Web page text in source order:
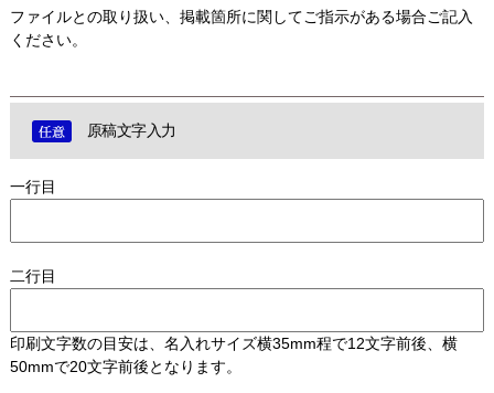
ファイルとの取り扱い、掲載箇所に関してご指示がある場合ご記入
ください。
原稿文字入力
一行目
二行目
印刷文字数の目安は、名入れサイズ横35mm程で12文字前後、横
50mmで20文字前後となります。